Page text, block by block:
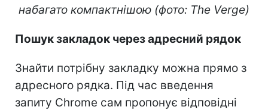
набагато компактнішою (фото: The Verge)
Пошук закладок через адресний рядок
Знайти потрібну закладку можна прямо з
адресного рядка. Під час введення
запиту Chrome сам пропонує відповідні